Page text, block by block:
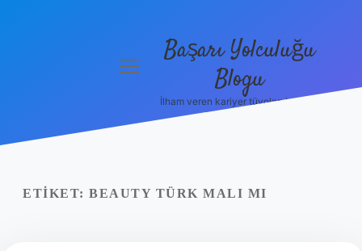
menüyüBaşarı Yolculuğu
Blogu
İlham veren kariyer tüyoları burada!
ETIKET: BEAUTY TÜRK MALI MI